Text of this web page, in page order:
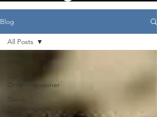
Blog
Danske
Onlinemagasiner
Dansk
Turistmagasin
All Posts